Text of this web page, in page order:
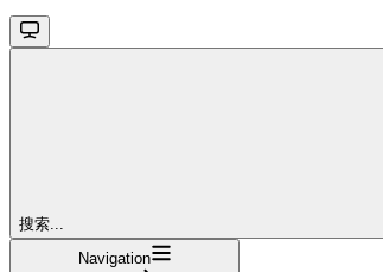
搜索...
Navigation